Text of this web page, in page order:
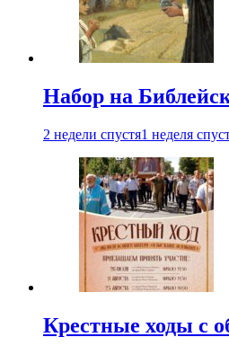
Набор на
2 недели спустя1 неделя
Крестные ходы с